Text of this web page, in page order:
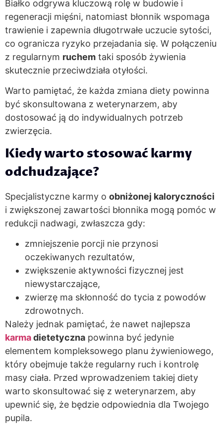
Białko odgrywa kluczową rolę w budowie i
regeneracji mięśni, natomiast błonnik wspomaga
trawienie i zapewnia długotrwałe uczucie sytości,
co ogranicza ryzyko przejadania się. W połączeniu
z regularnym ruchem taki sposób żywienia
skutecznie przeciwdziała otyłości.
Warto pamiętać, że każda zmiana diety powinna
być skonsultowana z weterynarzem, aby
dostosować ją do indywidualnych potrzeb
zwierzęcia.
Kiedy warto stosować karmy
odchudzające?
Specjalistyczne karmy o obniżonej kaloryczności
i zwiększonej zawartości błonnika mogą pomóc w
redukcji nadwagi, zwłaszcza gdy:
zmniejszenie porcji nie przynosi
oczekiwanych rezultatów,
zwiększenie aktywności fizycznej jest
niewystarczające,
zwierzę ma skłonność do tycia z powodów
zdrowotnych.
Należy jednak pamiętać, że nawet najlepsza
karmadietetyczna powinna być jedynie
elementem kompleksowego planu żywieniowego,
który obejmuje także regularny ruch i kontrolę
masy ciała. Przed wprowadzeniem takiej diety
warto skonsultować się z weterynarzem, aby
upewnić się, że będzie odpowiednia dla Twojego
pupila.